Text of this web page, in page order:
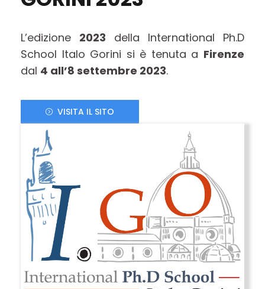
L’edizione 2023 della International Ph.D
School Italo Gorini si è tenuta a Firenze
dal 4 all’8 settembre 2023.
VISITA IL SITO